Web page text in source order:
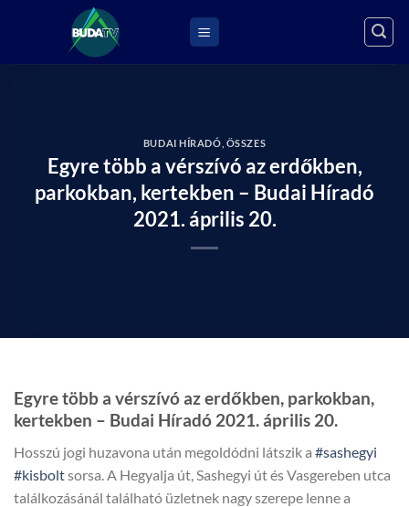
BUDAI HÍRADÓ ÖSSZES
Egyre több a vérszívó az erdőkben,
parkokban, kertekben – Budai Híradó
2021. április 20.
Egyre több a vérszívó az erdőkben, parkokban,
kertekben – Budai Híradó 2021. április 20.
Hosszú jogi huzavona után megoldódni látszik a #sashegyi
#kisboltsorsa. A Hegyalja út, Sashegyi út és Vasgereben utca
találkozásánál található üzletnek nagy szerepe lenne a